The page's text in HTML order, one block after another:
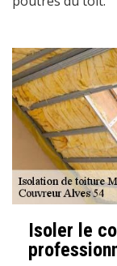
Isoler le